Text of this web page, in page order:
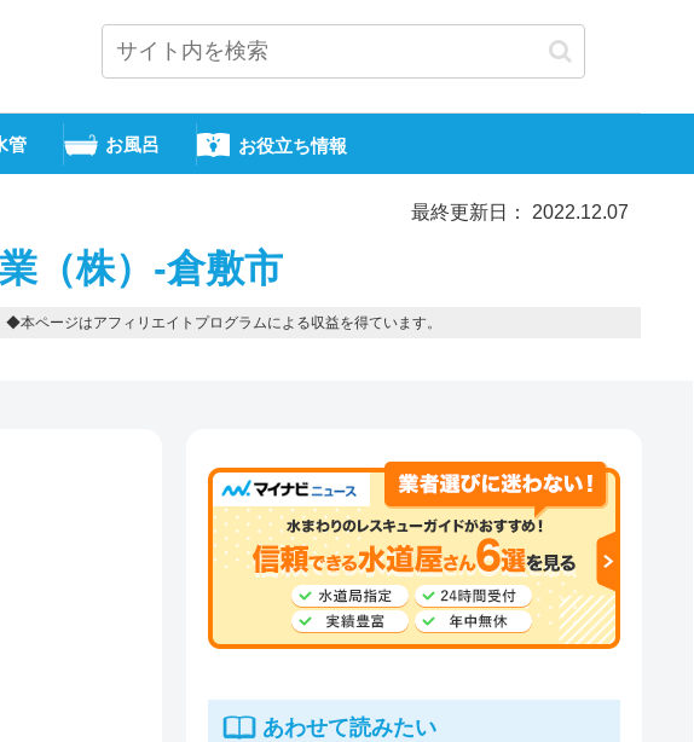
管 お風呂 お役立ち情報
最終更新日： 2022.12.07
（株）-倉敷市
◆本ページはアフィリエイトプログラムによる収益を得ています。
あわせて読みたい